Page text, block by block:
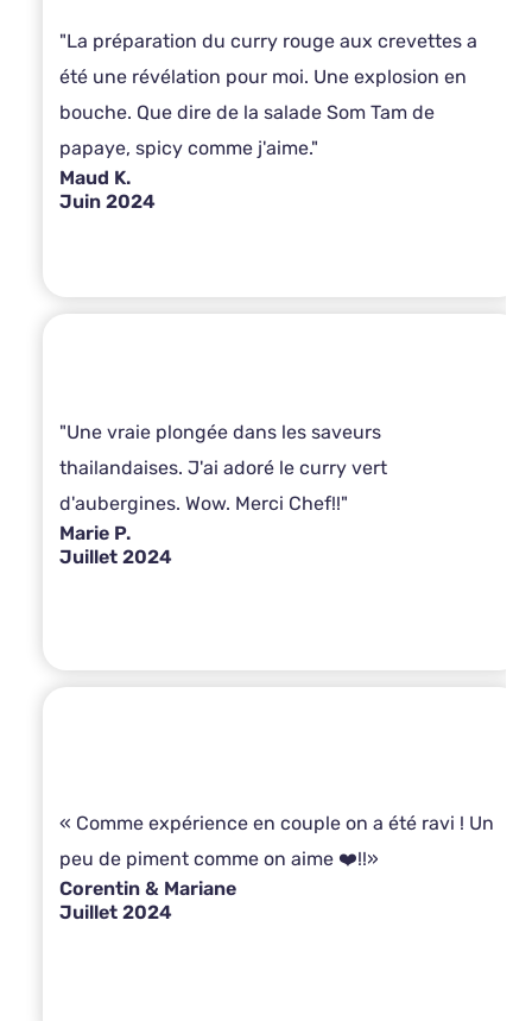
"La préparation du curry rouge aux crevettes a
été une révélation pour moi. Une explosion en
bouche. Que dire de la salade Som Tam de
papaye, spicy comme j'aime."
Maud K.
Juin 2024
"Une vraie plongée dans les saveurs
thailandaises. J'ai adoré le curry vert
d'aubergines. Wow. Merci Chef!!"
Marie P.
Juillet 2024
« Comme expérience en couple on a été ravi ! Un
peu de piment comme on aime ❤️!!»
Corentin & Mariane
Juillet 2024